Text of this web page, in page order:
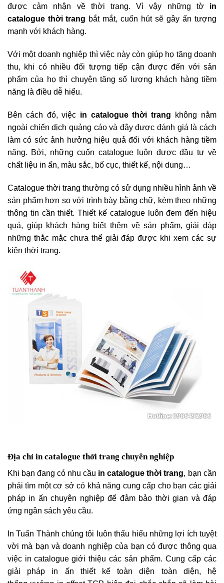
được cảm nhận về thời trang. Vì vậy những tờ in
catalogue thời trang bắt mắt, cuốn hút sẽ gây ấn tượng
mạnh với khách hàng.
Với một doanh nghiệp thì việc này còn giúp họ tăng doanh
thu, khi có nhiều đối tượng tiếp cận được đến với sản
phẩm của họ thì chuyện tăng số lượng khách hàng tiềm
năng là điều dễ hiểu.
Bên cách đó, việc in catalogue thời trang không nằm
ngoài chiến dịch quảng cáo và đây được đánh giá là cách
làm có sức ảnh hưởng hiệu quả đối với khách hàng tiềm
năng. Bởi, những cuốn catalogue luôn được đầu tư về
chất liệu in ấn, màu sắc, bố cục, thiết kế, nội dung…
Catalogue thời trang thường có sử dụng nhiều hình ảnh về
sản phẩm hơn so với trình bày bằng chữ, kèm theo những
thông tin cần thiết. Thiết kế catalogue luôn đem đến hiệu
quả, giúp khách hàng biết thêm về sản phẩm, giải đáp
những thắc mắc chưa thể giải đáp được khi xem các sự
kiện thời trang.
Địa chỉ in catalogue thời trang chuyên nghiệp
Khi bạn đang có nhu cầu in catalogue thời trang, bạn cần
phải tìm một cơ sở có khả năng cung cấp cho bạn các giải
pháp in ấn chuyên nghiệp để đảm bảo thời gian và đáp
ứng ngân sách yêu cầu.
In Tuấn Thành chúng tôi luôn thấu hiểu những lợi ích tuyệt
vời mà bạn và doanh nghiệp của bạn có được thông qua
việc in catalogue giới thiệu các sản phẩm. Cung cấp các
giải pháp in ấn thiết kế toàn diện toàn diện, hệ